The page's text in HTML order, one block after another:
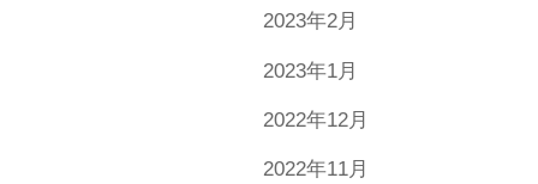
2023年2月
2023年1月
2022年12月
2022年11月